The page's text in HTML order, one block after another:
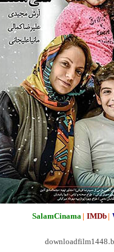
SalamCinama|IMDb|